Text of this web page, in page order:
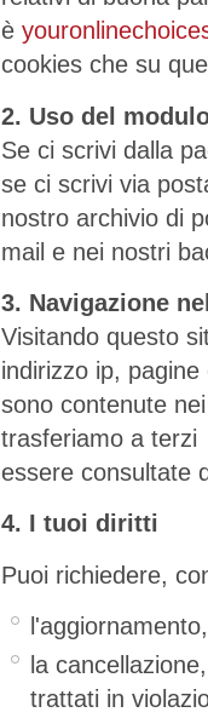
è
cookies che su
2. Uso del
Se ci scrivi dalla
se ci scrivi via
nostro archivio di
mail e nei nostri
3. Navigazione
Visitando questo
indirizzo ip,
sono contenute
trasferiamo a terzi
essere consultate
4. I tuoi diritti
Puoi richiedere,
la
trattati in